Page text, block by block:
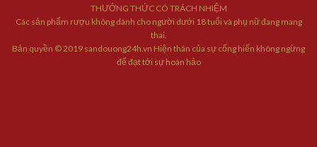
THƯỞNG THỨC CÓ TRÁCH NHIỆM
Các sản phẩm rượu không dành cho người dưới 18 tuổi và phụ nữ đang mang
thai.
Bản quyền © 2019 sandouong24h.vn Hiện thân của sự cống hiến không ngừng
để đạt tới sự hoàn hảo